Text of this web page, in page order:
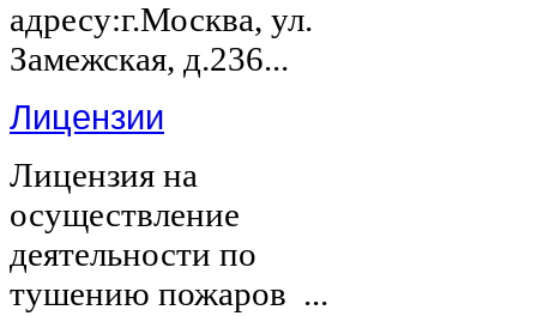
адресу:г.Москва, ул.
Замежская, д.236...
Лицензии
Лицензия на
осуществление
деятельности по
тушению пожаров ...